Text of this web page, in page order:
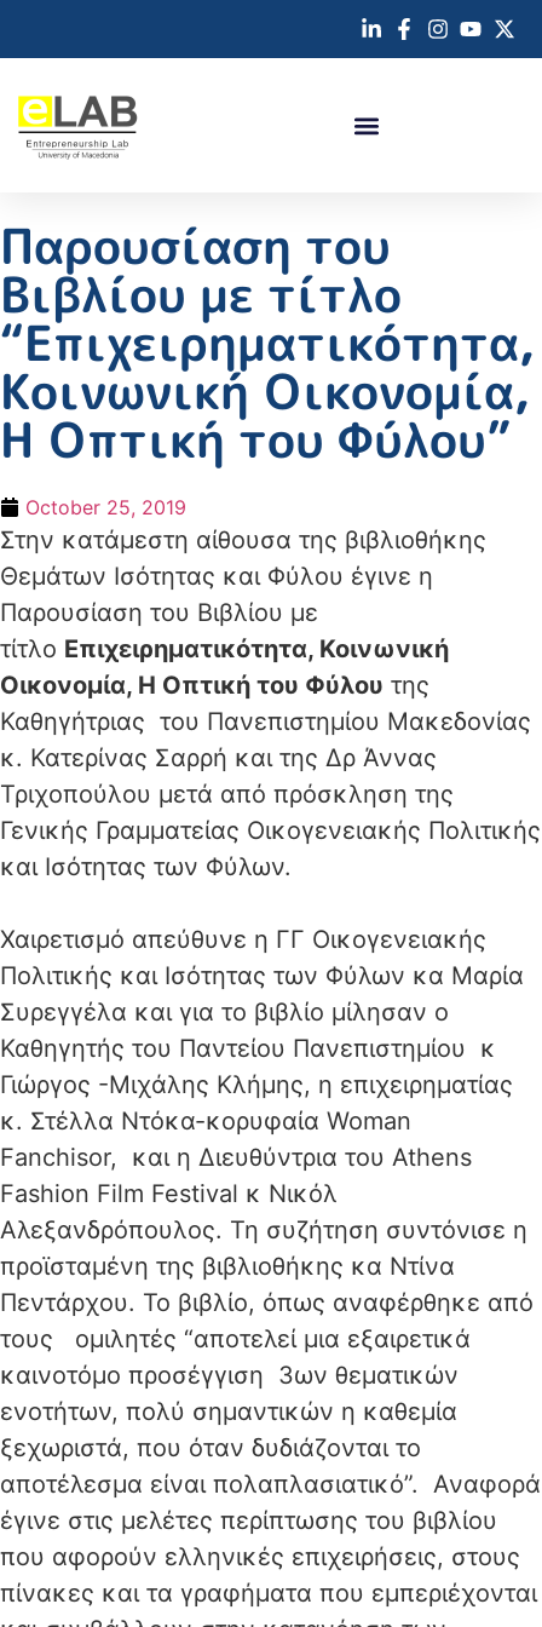
Παρουσίαση του
Βιβλίου με τίτλο
“Επιχειρηματικότητα,
Κοινωνική Οικονομία,
Η Οπτική του Φύλου”
October 25, 2019
Στην κατάμεστη αίθουσα της βιβλιοθήκης
Θεμάτων Ισότητας και Φύλου έγινε η
Παρουσίαση του Βιβλίου με
τίτλο Επιχειρηματικότητα, Κοινωνική
Οικονομία, Η Οπτική του Φύλου της
Καθηγήτριας του Πανεπιστημίου Μακεδονίας
κ. Κατερίνας Σαρρή και της Δρ Άννας
Τριχοπούλου μετά από πρόσκληση της
Γενικής Γραμματείας Οικογενειακής Πολιτικής
και Ισότητας των Φύλων.
Χαιρετισμό απεύθυνε η ΓΓ Οικογενειακής
Πολιτικής και Ισότητας των Φύλων κα Μαρία
Συρεγγέλα και για το βιβλίο μίλησαν ο
Καθηγητής του Παντείου Πανεπιστημίου κ
Γιώργος -Μιχάλης Κλήμης, η επιχειρηματίας
κ. Στέλλα Ντόκα-κορυφαία Woman
Fanchisor, και η Διευθύντρια του Athens
Fashion Film Festival κ Νικόλ
Αλεξανδρόπουλος. Τη συζήτηση συντόνισε η
προϊσταμένη της βιβλιοθήκης κα Ντίνα
Πεντάρχου. Το βιβλίο, όπως αναφέρθηκε από
τους ομιλητές “αποτελεί μια εξαιρετικά
καινοτόμο προσέγγιση 3ων θεματικών
ενοτήτων, πολύ σημαντικών η καθεμία
ξεχωριστά, που όταν δυδιάζονται το
αποτέλεσμα είναι πολαπλασιατικό”. Αναφορά
έγινε στις μελέτες περίπτωσης του βιβλίου
που αφορούν ελληνικές επιχειρήσεις, στους
πίνακες και τα γραφήματα που εμπεριέχονται